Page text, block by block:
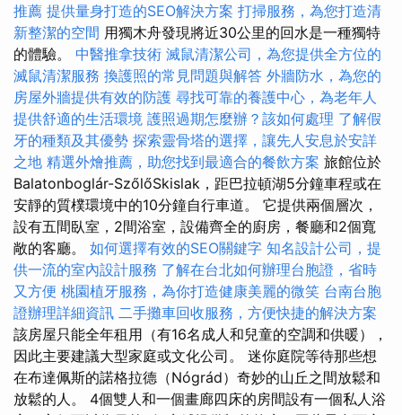
推薦 提供量身打造的SEO解決方案 打掃服務，為您打造清
新整潔的空間 用獨木舟發現將近30公里的回水是一種獨特
的體驗。 中醫推拿技術 滅鼠清潔公司，為您提供全方位的
滅鼠清潔服務 換護照的常見問題與解答 外牆防水，為您的
房屋外牆提供有效的防護 尋找可靠的養護中心，為老年人
提供舒適的生活環境 護照過期怎麼辦？該如何處理 了解假
牙的種類及其優勢 探索靈骨塔的選擇，讓先人安息於安詳
之地 精選外燴推薦，助您找到最適合的餐飲方案 旅館位於
Balatonboglár-SzőlőSkislak，距巴拉頓湖5分鐘車程或在
安靜的質樸環境中的10分鐘自行車道。 它提供兩個層次，
設有五間臥室，2間浴室，設備齊全的廚房，餐廳和2個寬
敞的客廳。 如何選擇有效的SEO關鍵字 知名設計公司，提
供一流的室內設計服務 了解在台北如何辦理台胞證，省時
又方便 桃園植牙服務，為你打造健康美麗的微笑 台南台胞
證辦理詳細資訊 二手攤車回收服務，方便快捷的解決方案
該房屋只能全年租用（有16名成人和兒童的空調和供暖），
因此主要建議大型家庭或文化公司。 迷你庭院等待那些想
在布達佩斯的諾格拉德（Nógrád）奇妙的山丘之間放鬆和
放鬆的人。 4個雙人和一個畫廊四床的房間設有一個私人浴